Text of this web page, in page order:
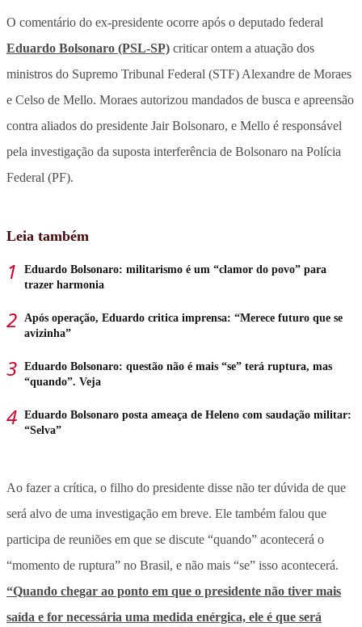
O comentário do ex-presidente ocorre após o deputado federal
Eduardo Bolsonaro (PSL-SP) criticar ontem a atuação dos
ministros do Supremo Tribunal Federal (STF) Alexandre de Moraes
e Celso de Mello. Moraes autorizou mandados de busca e apreensão
contra aliados do presidente Jair Bolsonaro, e Mello é responsável
pela investigação da suposta interferência de Bolsonaro na Polícia
Federal (PF).
Leia também
Eduardo Bolsonaro: militarismo é um “clamor do povo” para
trazer harmonia
Após operação, Eduardo critica imprensa: “Merece futuro que se
avizinha”
Eduardo Bolsonaro: questão não é mais “se” terá ruptura, mas
“quando”. Veja
Eduardo Bolsonaro posta ameaça de Heleno com saudação militar:
“Selva”
Ao fazer a crítica, o filho do presidente disse não ter dúvida de que
será alvo de uma investigação em breve. Ele também falou que
participa de reuniões em que se discute “quando” acontecerá o
“momento de ruptura” no Brasil, e não mais “se” isso acontecerá.
“Quando chegar ao ponto em que o presidente não tiver mais
saída e for necessária uma medida enérgica, ele é que será